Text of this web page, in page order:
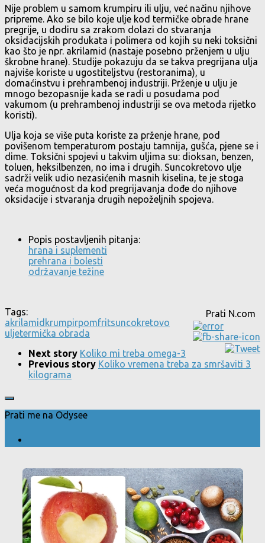
Nije problem u samom krumpiru ili ulju, već načinu njihove
pripreme. Ako se bilo koje ulje kod termičke obrade hrane
pregrije, u dodiru sa zrakom dolazi do stvaranja
oksidacijskih produkata i polimera od kojih su neki toksični
kao što je npr. akrilamid (nastaje posebno prženjem u ulju
škrobne hrane). Studije pokazuju da se takva pregrijana ulja
najviše koriste u ugostiteljstvu (restoranima), u
domaćinstvu i prehrambenoj industriji. Prženje u ulju je
mnogo bezopasnije kada se radi u posudama pod
vakumom (u prehrambenoj industriji se ova metoda rijetko
koristi).
Ulja koja se više puta koriste za prženje hrane, pod
povišenom temperaturom postaju tamnija, gušća, pjene se i
dime. Toksični spojevi u takvim uljima su: dioksan, benzen,
toluen, heksilbenzen, no ima i drugih. Suncokretovo ulje
sadrži velik udio nezasićenih masnih kiselina, te je stoga
veća mogućnost da kod pregrijavanja dođe do njihove
oksidacije i stvaranja drugih nepoželjnih spojeva.
Popis postavljenih pitanja:
hrana i suplementi
prehrana i bolesti
održavanje težine
Prati N.com
Tags:
akrilamid krumpirpomfritsuncokretovo
uljetermička obrada
Next story Koliko mi treba omega-3
Previous story Koliko vremena treba za smršaviti 3
kilograma
Prati me na Odysee